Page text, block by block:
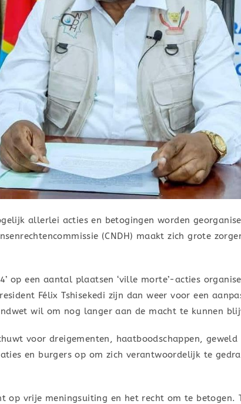
allerlei acties en betogingen worden
(CNDH) maakt zich grote
op een aantal plaatsen ‘ville morte’-acties
Félix Tshisekedi zijn dan weer voor een
wil om nog langer aan de macht te kunnen
voor dreigementen, haatboodschappen,
en burgers op om zich verantwoordelijk te
op vrije meningsuiting en het recht om te betogen.